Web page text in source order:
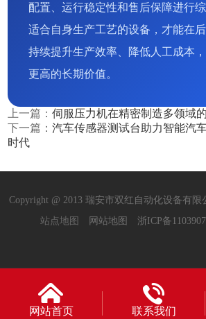
配置、运行稳定性和售后保障进行
适合自身生产工艺的设备，才能在
持续提升生产效率、降低人工成本
更高的长期价值。
上一篇：伺服压力机在精密制造多领域
下一篇：汽车传感器测试台助力智能汽
时代
Copyright @ 2013 瑞安市双红自动化设备有限
站点地图
网站地图 浙ICP备
网站首页 联系我们